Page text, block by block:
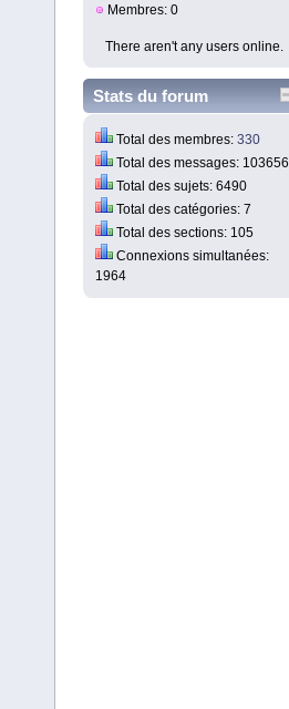
Membres: 0
There aren't any users online.
Stats du forum
Total des membres:330
Total des messages: 103656
Total des sujets: 6490
Total des catégories: 7
Total des sections: 105
Connexions simultanées:
1964